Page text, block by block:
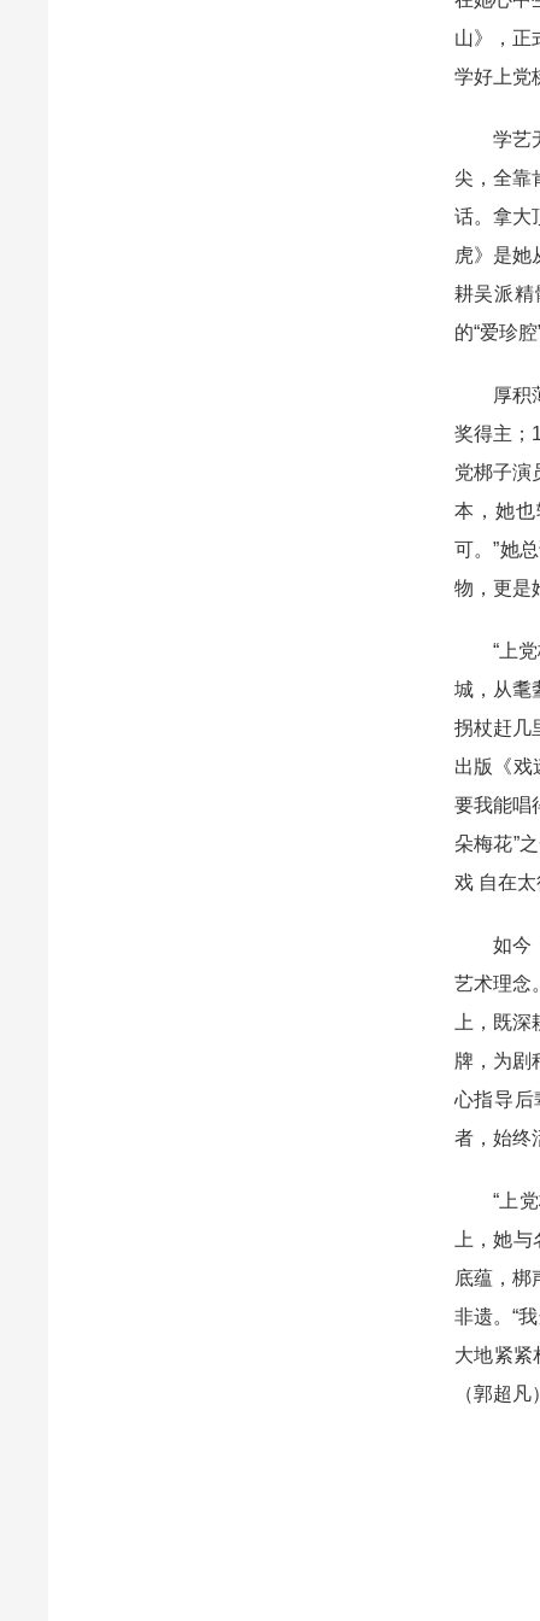
山》，正
学好上党
学艺
尖，全靠
话。拿大
虎》是她
耕吴派精
的“爱珍腔
厚积
奖得主；
党梆子演
本，她
可。”她
物，更是
“上
城，从耄
拐杖赶几
出版《戏
要我能唱
朵梅花”
戏 自在
如今
艺术理念
上，既
牌，为剧
心指导后
者，始终
“上
上，她
底蕴，梆
非遗。“
大地紧紧
（郭超凡